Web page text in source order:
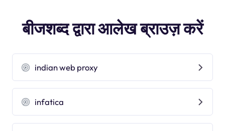
बीजशब्द द्वारा आलेख ब्राउज़ करें
indian web proxy
infatica